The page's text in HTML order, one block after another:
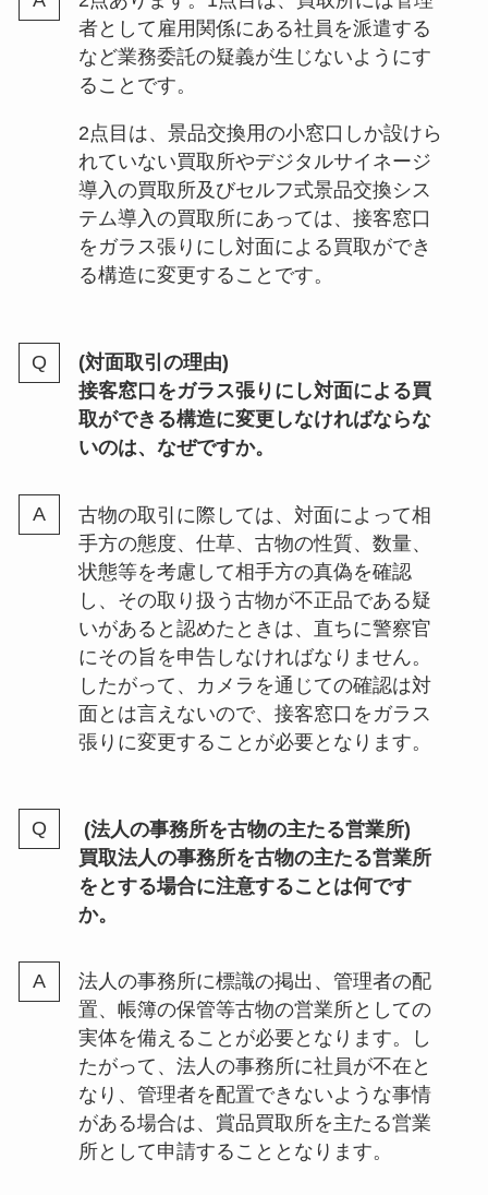
者として雇用関係にある社員を派遣する
など業務委託の疑義が生じないようにす
ることです。
2点目は、景品交換用の小窓口しか設けら
れていない買取所やデジタルサイネージ
導入の買取所及びセルフ式景品交換シス
テム導入の買取所にあっては、接客窓口
をガラス張りにし対面による買取ができ
る構造に変更することです。
(対面取引の理由)
接客窓口をガラス張りにし対面による買
取ができる構造に変更しなければならな
いのは、なぜですか。
古物の取引に際しては、対面によって相
手方の態度、仕草、古物の性質、数量、
状態等を考慮して相手方の真偽を確認
し、その取り扱う古物が不正品である疑
いがあると認めたときは、直ちに警察官
にその旨を申告しなければなりません。
したがって、カメラを通じての確認は対
面とは言えないので、接客窓口をガラス
張りに変更することが必要となります。
(法人の事務所を古物の主たる営業所)
買取法人の事務所を古物の主たる営業所
をとする場合に注意することは何です
か。
法人の事務所に標識の掲出、管理者の配
置、帳簿の保管等古物の営業所としての
実体を備えることが必要となります。し
たがって、法人の事務所に社員が不在と
なり、管理者を配置できないような事情
がある場合は、賞品買取所を主たる営業
所として申請することとなります。